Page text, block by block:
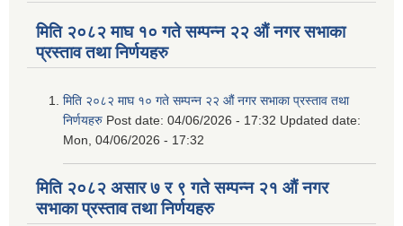
मिति २०८२ माघ १० गते सम्पन्न २२ औं नगर सभाका
प्रस्ताव तथा निर्णयहरु
मिति २०८२ माघ १० गते सम्पन्न २२ औं नगर सभाका प्रस्ताव तथा
निर्णयहरु Post date: 04/06/2026 - 17:32 Updated date:
Mon, 04/06/2026 - 17:32
मिति २०८२ असार ७ र ९ गते सम्पन्न २१ औं नगर
सभाका प्रस्ताव तथा निर्णयहरु